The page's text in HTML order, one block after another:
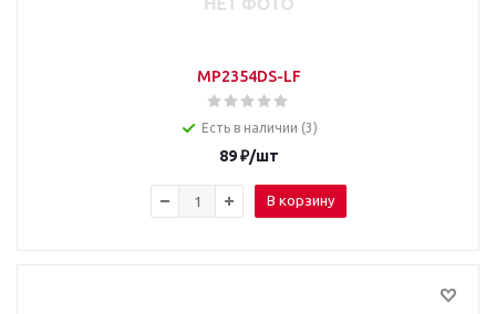
MP2354DS-LF
Есть в наличии (3)
89₽/шт
В корзину